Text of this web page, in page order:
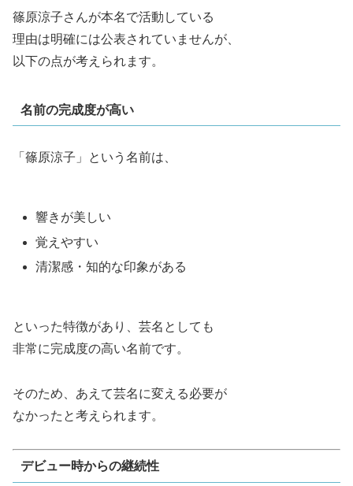
篠原涼子さんが本名で活動している
理由は明確には公表されていませんが、
以下の点が考えられます。
名前の完成度が高い
「篠原涼子」という名前は、
響きが美しい
覚えやすい
清潔感・知的な印象がある
といった特徴があり、芸名としても
非常に完成度の高い名前です。
そのため、あえて芸名に変える必要が
なかったと考えられます。
デビュー時からの継続性